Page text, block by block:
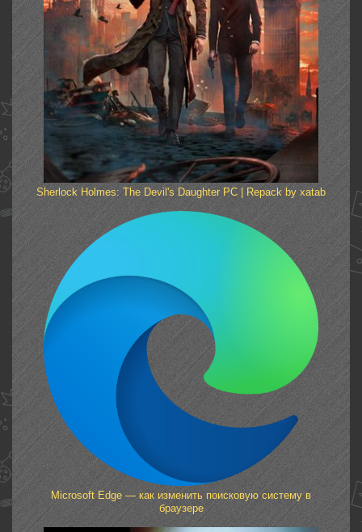
Sherlock Holmes: The Devil's Daughter PC | Repack by xatab
Microsoft Edge — как изменить поисковую систему в
браузере